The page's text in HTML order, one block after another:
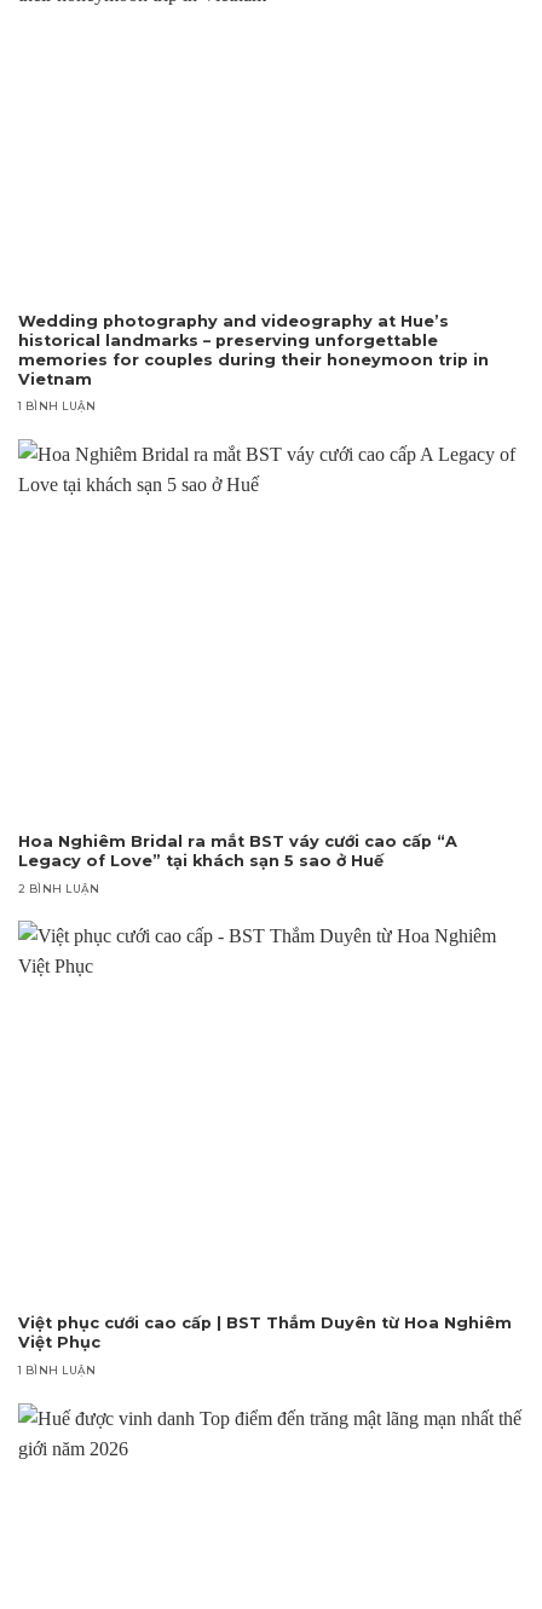
Wedding photography and videography at Hue’s
historical landmarks – preserving unforgettable
memories for couples during their honeymoon trip in
Vietnam
1 BÌNH LUẬN
Hoa Nghiêm Bridal ra mắt BST váy cưới cao cấp “A
Legacy of Love” tại khách sạn 5 sao ở Huế
2 BÌNH LUẬN
Việt phục cưới cao cấp | BST Thắm Duyên từ Hoa Nghiêm
Việt Phục
1 BÌNH LUẬN